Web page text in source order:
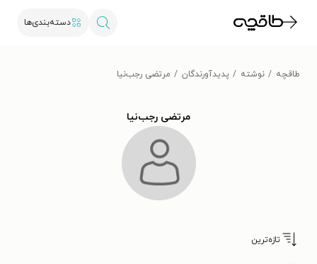
دسته‌بندی‌ها
طاقچه نوشته پدیدآورندگان مرتضی رجب‌نیا
مرتضی رجب‌نیا
تازه‌ترین